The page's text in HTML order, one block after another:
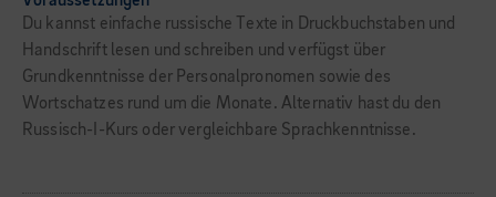
Du kannst einfache russische Texte in Druckbuchstaben und
Handschrift lesen und schreiben und verfügst über
Grundkenntnisse der Personalpronomen sowie des
Wortschatzes rund um die Monate. Alternativ hast du den
Russisch-I-Kurs oder vergleichbare Sprachkenntnisse.